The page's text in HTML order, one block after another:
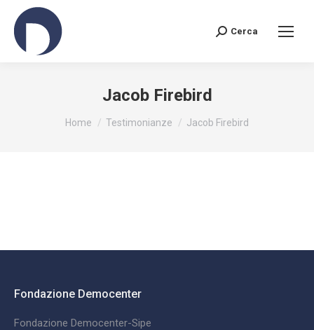
Search:
Cerca
Jacob Firebird
You are here:
Home Testimonianze Jacob Firebird
Fondazione Democenter
Fondazione Democenter-Sipe